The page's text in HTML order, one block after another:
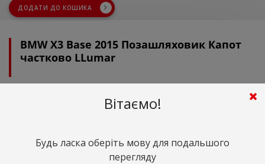
ДОДАТИ ДО КОШИКА
BMW X3 Base 2015 Позашляховик Капот
частково LLumar
грн. ($68.61)
Вітаємо!
Будь ласка оберіть мову для подальшого
перегляду